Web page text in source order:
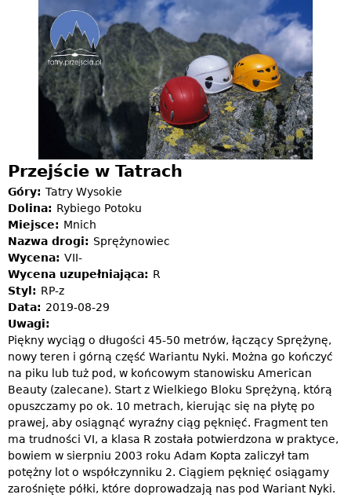
Jump to navigation
Przejście w Tatrach
Góry: Tatry Wysokie
Dolina: Rybiego Potoku
Miejsce: Mnich
Nazwa drogi: Sprężynowiec
Wycena: VII-
Wycena uzupełniająca: R
Styl: RP-z
Data: 2019-08-29
Uwagi:
Piękny wyciąg o długości 45-50 metrów, łączący Sprężynę,
nowy teren i górną część Wariantu Nyki. Można go kończyć
na piku lub tuż pod, w końcowym stanowisku American
Beauty (zalecane). Start z Wielkiego Bloku Sprężyną, którą
opuszczamy po ok. 10 metrach, kierując się na płytę po
prawej, aby osiągnąć wyraźny ciąg pęknięć. Fragment ten
ma trudności VI, a klasa R została potwierdzona w praktyce,
bowiem w sierpniu 2003 roku Adam Kopta zaliczył tam
potężny lot o współczynniku 2. Ciągiem pęknięć osiągamy
zarośnięte półki, które doprowadzają nas pod Wariant Nyki.